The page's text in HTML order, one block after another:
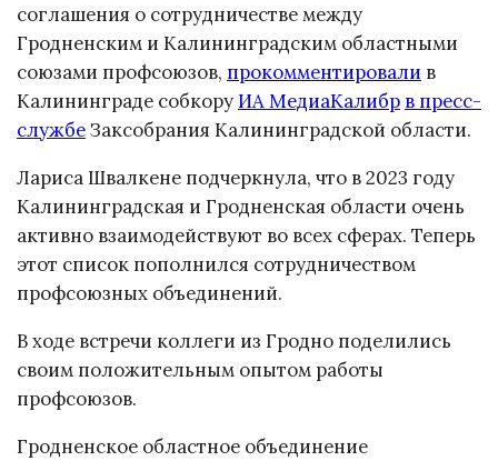
соглашения о сотрудничестве между
Гродненским и Калининградским областными
союзами профсоюзов, прокомментировали в
Калининграде собкоруИА МедиаКалибр в пресс-
службеЗаксобрания Калининградской области.
Лариса Швалкене подчеркнула, что в 2023 году
Калининградская и Гродненская области очень
активно взаимодействуют во всех сферах. Теперь
этот список пополнился сотрудничеством
профсоюзных объединений.
В ходе встречи коллеги из Гродно поделились
своим положительным опытом работы
профсоюзов.
Гродненское областное объединение